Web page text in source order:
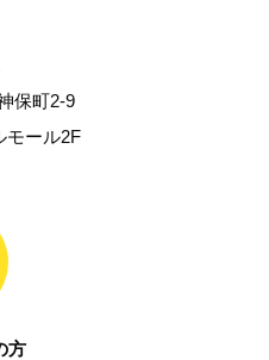
保町2-9
モール2F
方